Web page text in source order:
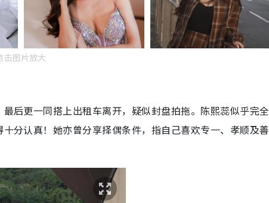
击图片放大
后更一同搭上出租车离开，疑似封盘拍拖。陈熙蕊似乎完全
分认真！她亦曾分享择偶条件，指自己喜欢专一、孝顺及善